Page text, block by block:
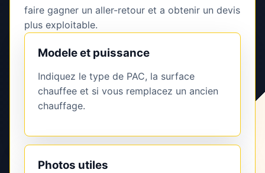
faire gagner un aller-retour et a obtenir un devis
plus exploitable.
Modele et puissance
Indiquez le type de PAC, la surface
chauffee et si vous remplacez un ancien
chauffage.
Photos utiles